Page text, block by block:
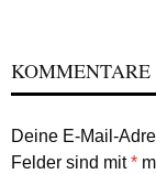
KOMMENTARE
Deine E-Mail-
Felder sind mit*